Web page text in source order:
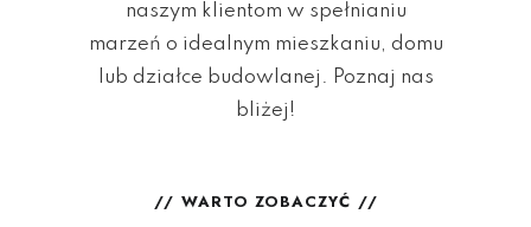
naszym klientom w spełnianiu
marzeń o idealnym mieszkaniu, domu
lub działce budowlanej. Poznaj nas
bliżej!
WARTO ZOBACZYĆ